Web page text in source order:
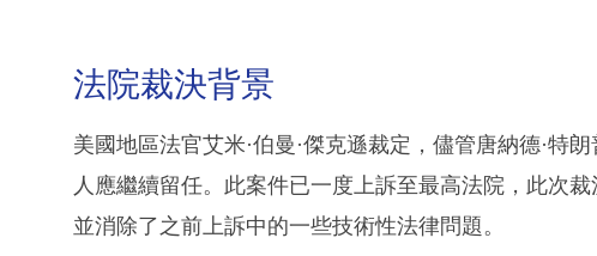
法院裁決背景
美國地區法官艾米·伯曼·傑克遜裁定，儘管唐納德·特
人應繼續留任。此案件已一度上訴至最高法院，此次
並消除了之前上訴中的一些技術性法律問題。